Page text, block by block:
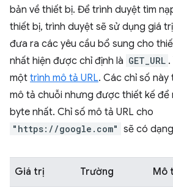
bản về thiết bị. Để trình duyệt tìm
thiết bị, trình duyệt sẽ sử dụng giá trị
đưa ra các yêu cầu bổ sung cho
nhất hiện được chỉ định là GET_URL
một trình mô tả URL. Các chỉ số
mô tả chuỗi nhưng được thiết kế để
byte nhất. Chỉ số mô tả URL cho
"https://google.com" sẽ có
Giá trị Trường Mô